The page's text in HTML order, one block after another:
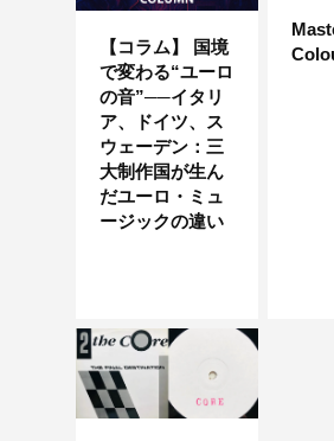
【コラム】 国境
で変わる“ユーロ
の音”──イタリ
ア、ドイツ、ス
ウェーデン：三
大制作国が生ん
だユーロ・ミュ
ージックの違い